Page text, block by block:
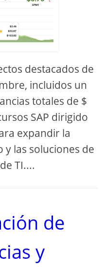
destacados de
incluidos un
totales de $
SAP dirigido
expandir la
las soluciones de
TI....
de
y